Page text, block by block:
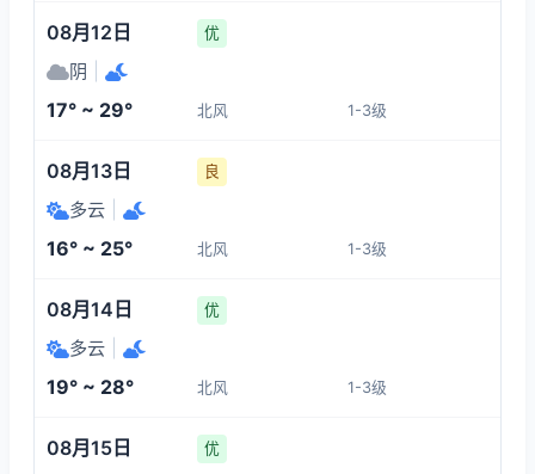
08月12日 优
阴
17° ~ 29° 北风 1-3级
08月13日 良
多云
16° ~ 25° 北风 1-3级
08月14日 优
多云
19° ~ 28° 北风 1-3级
08月15日 优